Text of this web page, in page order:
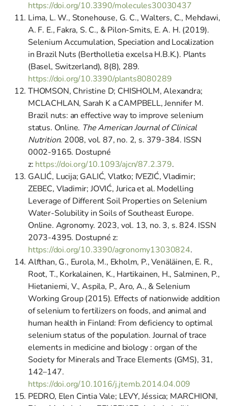
https://doi.org/10.3390/molecules30030437
Lima, L. W., Stonehouse, G. C., Walters, C., Mehdawi,
A. F. E., Fakra, S. C., & Pilon-Smits, E. A. H. (2019).
Selenium Accumulation, Speciation and Localization
in Brazil Nuts (Bertholletia excelsa H.B.K.). Plants
(Basel, Switzerland), 8(8), 289.
https://doi.org/10.3390/plants8080289
THOMSON, Christine D; CHISHOLM, Alexandra;
MCLACHLAN, Sarah K a CAMPBELL, Jennifer M.
Brazil nuts: an effective way to improve selenium
status. Online. The American Journal of Clinical
Nutrition. 2008, vol. 87, no. 2, s. 379-384. ISSN
0002-9165. Dostupné
z: https://doi.org/10.1093/ajcn/87.2.379.
GALIĆ, Lucija; GALIĆ, Vlatko; IVEZIĆ, Vladimir;
ZEBEC, Vladimir; JOVIĆ, Jurica et al. Modelling
Leverage of Different Soil Properties on Selenium
Water-Solubility in Soils of Southeast Europe.
Online. Agronomy. 2023, vol. 13, no. 3, s. 824. ISSN
2073-4395. Dostupné z:
https://doi.org/10.3390/agronomy13030824.
Alfthan, G., Eurola, M., Ekholm, P., Venäläinen, E. R.,
Root, T., Korkalainen, K., Hartikainen, H., Salminen, P.,
Hietaniemi, V., Aspila, P., Aro, A., & Selenium
Working Group (2015). Effects of nationwide addition
of selenium to fertilizers on foods, and animal and
human health in Finland: From deficiency to optimal
selenium status of the population. Journal of trace
elements in medicine and biology : organ of the
Society for Minerals and Trace Elements (GMS), 31,
142–147.
https://doi.org/10.1016/j.jtemb.2014.04.009
PEDRO, Elen Cintia Vale; LEVY, Jéssica; MARCHIONI,